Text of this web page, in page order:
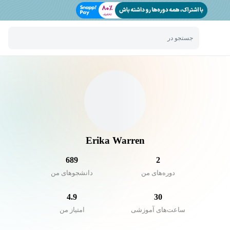
جستجو در
Erika Warren
2
دوره‌های من
689
دانشجو‌های من
30
ساعت‌های آموزشی
4.9
امتیاز من